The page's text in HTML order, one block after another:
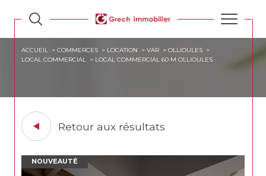
ACCUEIL COMMERCES LOCATION VAR
OLLIOULES
LOCAL COMMERCIAL
LOCAL COMMERCIAL 60 M OLLIOULES
Retour aux résultats
NOUVEAUTÉ